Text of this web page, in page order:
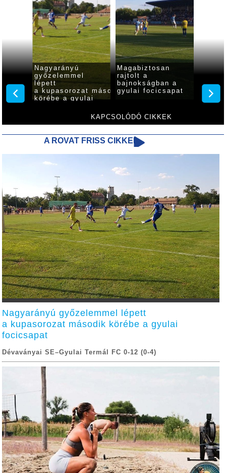
KAPCSOLÓDÓ CIKKEK
Nagyarányú
győzelemmel
lépett
a kupasorozat második
körébe a gyulai
Magabiztosan
rajtolt a
bajnokságban a
gyulai focicsapat
Gyula
A ROVAT FRISS CIKKEI
Nagyarányú győzelemmel lépett
a kupasorozat második körébe a gyulai
focicsapat
Dévaványai SE–Gyulai Termál FC 0-12 (0-4)